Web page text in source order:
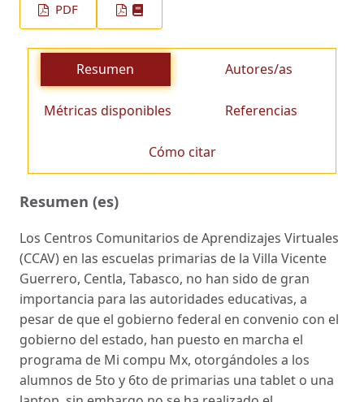
PDF
Resumen Autores/as
Métricas disponibles Referencias
Cómo citar
Resumen (es)
Los Centros Comunitarios de Aprendizajes Virtuales
(CCAV) en las escuelas primarias de la Villa Vicente
Guerrero, Centla, Tabasco, no han sido de gran
importancia para las autoridades educativas, a
pesar de que el gobierno federal en convenio con el
gobierno del estado, han puesto en marcha el
programa de Mi compu Mx, otorgándoles a los
alumnos de 5to y 6to de primarias una tablet o una